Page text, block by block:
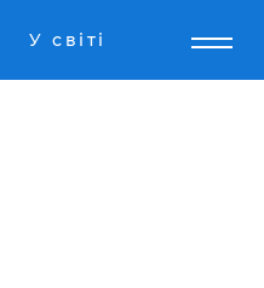
У світі